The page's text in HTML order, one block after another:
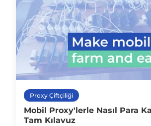
Proxy Çiftçiliği
Mobil Proxy'lerle Nasıl Para
Tam Kılavuz